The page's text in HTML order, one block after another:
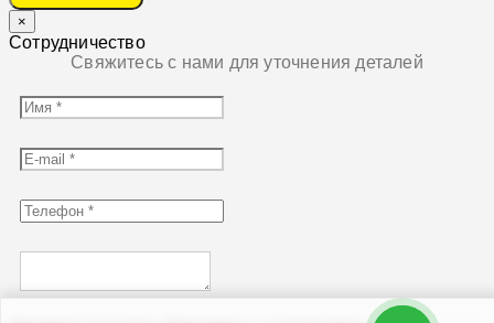
×
Сотрудничество
Свяжитесь с нами для уточнения деталей